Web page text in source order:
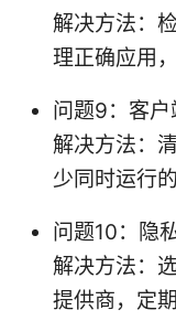
解决方法：
理正确应用
问题9：客
解决方法：
少同时运行
问题10：隐
解决方法：
提供商，定